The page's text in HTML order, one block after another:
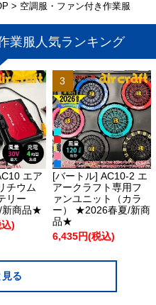
> 空調服・ファン付き作業服
業服人気ランキング
エア
チウム
リー
商品★
)
[バートル] AC10-2 エ
アークラフト専用フ
ァンユニット（カラ
ー） ★2026春夏/新商
品★
6,435円(税込)
見る